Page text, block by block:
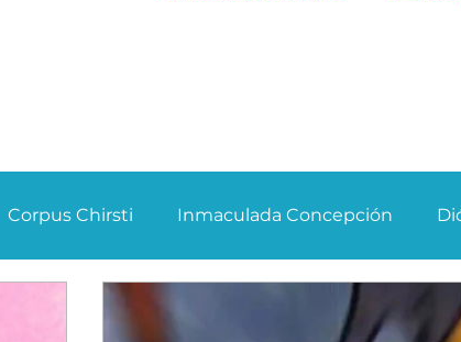
Corpus Chirsti Inmaculada Concepción
Homilia Dominical